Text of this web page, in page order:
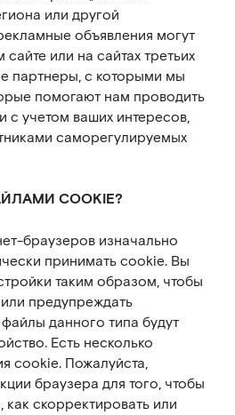
или другой
объявления могут
или на сайтах третьих
партнеры, с которыми мы
помогают нам проводить
с учетом ваших интересов,
саморегулируемых
COOKIE?
браузеров изначально
принимать cookie. Вы
таким образом, чтобы
предупреждать
данного типа будут
Есть несколько
cookie. Пожалуйста,
браузера для того, чтобы
скорректировать или